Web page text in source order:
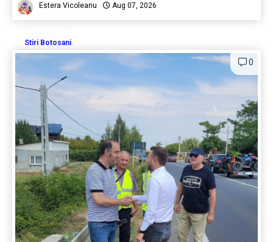
Estera Vicoleanu Aug 07, 2026
Stiri Botosani
0